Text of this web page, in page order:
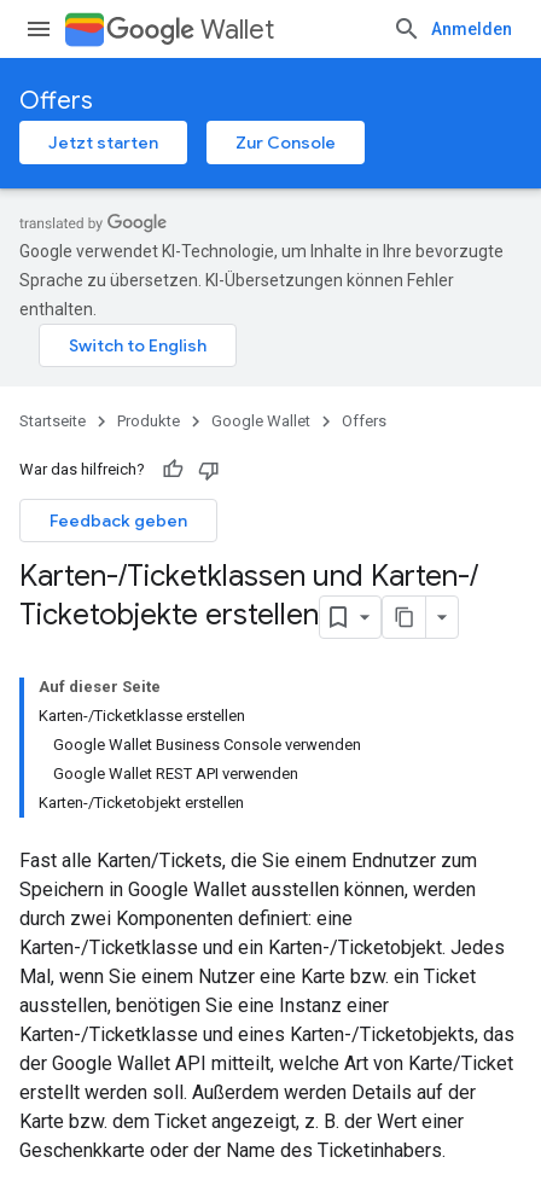
Wallet Anmelden
Offers
Jetzt starten Zur Console
Google verwendet KI-Technologie, um Inhalte in Ihre bevorzugte
Sprache zu übersetzen. KI-Übersetzungen können Fehler
enthalten.
Startseite Produkte Google Wallet Offers
War das hilfreich?
Feedback geben
Karten-/Ticketklassen und Karten-/
Ticketobjekte erstellen
Auf dieser Seite
Karten-/Ticketklasse erstellen
Google Wallet Business Console verwenden
Google Wallet REST API verwenden
Karten-/Ticketobjekt erstellen
Fast alle Karten/Tickets, die Sie einem Endnutzer zum
Speichern in Google Wallet ausstellen können, werden
durch zwei Komponenten definiert: eine
Karten-/Ticketklasse und ein Karten-/Ticketobjekt. Jedes
Mal, wenn Sie einem Nutzer eine Karte bzw. ein Ticket
ausstellen, benötigen Sie eine Instanz einer
Karten-/Ticketklasse und eines Karten-/Ticketobjekts, das
der Google Wallet API mitteilt, welche Art von Karte/Ticket
erstellt werden soll. Außerdem werden Details auf der
Karte bzw. dem Ticket angezeigt, z. B. der Wert einer
Geschenkkarte oder der Name des Ticketinhabers.